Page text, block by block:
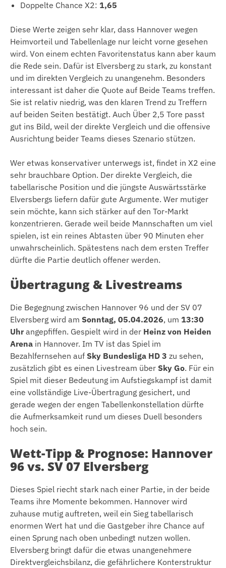
Doppelte Chance X2: 1,65
Diese Werte zeigen sehr klar, dass Hannover wegen
Heimvorteil und Tabellenlage nur leicht vorne gesehen
wird. Von einem echten Favoritenstatus kann aber kaum
die Rede sein. Dafür ist Elversberg zu stark, zu konstant
und im direkten Vergleich zu unangenehm. Besonders
interessant ist daher die Quote auf Beide Teams treffen.
Sie ist relativ niedrig, was den klaren Trend zu Treffern
auf beiden Seiten bestätigt. Auch Über 2,5 Tore passt
gut ins Bild, weil der direkte Vergleich und die offensive
Ausrichtung beider Teams dieses Szenario stützen.
Wer etwas konservativer unterwegs ist, findet in X2 eine
sehr brauchbare Option. Der direkte Vergleich, die
tabellarische Position und die jüngste Auswärtsstärke
Elversbergs liefern dafür gute Argumente. Wer mutiger
sein möchte, kann sich stärker auf den Tor-Markt
konzentrieren. Gerade weil beide Mannschaften um viel
spielen, ist ein reines Abtasten über 90 Minuten eher
unwahrscheinlich. Spätestens nach dem ersten Treffer
dürfte die Partie deutlich offener werden.
Übertragung & Livestreams
Die Begegnung zwischen Hannover 96 und der SV 07
Elversberg wird am Sonntag, 05.04.2026, um 13:30
Uhr angepfiffen. Gespielt wird in der Heinz von Heiden
Arena in Hannover. Im TV ist das Spiel im
Bezahlfernsehen auf Sky Bundesliga HD 3 zu sehen,
zusätzlich gibt es einen Livestream über Sky Go. Für ein
Spiel mit dieser Bedeutung im Aufstiegskampf ist damit
eine vollständige Live-Übertragung gesichert, und
gerade wegen der engen Tabellenkonstellation dürfte
die Aufmerksamkeit rund um dieses Duell besonders
hoch sein.
Wett-Tipp & Prognose: Hannover
96 vs. SV 07 Elversberg
Dieses Spiel riecht stark nach einer Partie, in der beide
Teams ihre Momente bekommen. Hannover wird
zuhause mutig auftreten, weil ein Sieg tabellarisch
enormen Wert hat und die Gastgeber ihre Chance auf
einen Sprung nach oben unbedingt nutzen wollen.
Elversberg bringt dafür die etwas unangenehmere
Direktvergleichsbilanz, die gefährlichere Konterstruktur